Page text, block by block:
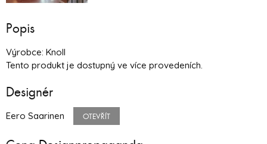
Popis
Výrobce: Knoll
Tento produkt je dostupný ve více provedeních.
Designér
Eero Saarinen OTEVŘÍT